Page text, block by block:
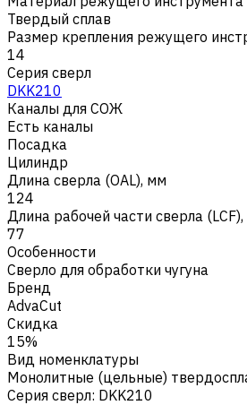
Твердый сплав
Размер крепления режущего
14
Серия сверл
DKK210
Каналы для СОЖ
Есть каналы
Посадка
Цилиндр
Длина сверла (OAL), мм
124
Длина рабочей части сверла
77
Особенности
Сверло для обработки чугуна
Бренд
AdvaCut
Скидка
15%
Вид номенклатуры
Монолитные (цельные)
Серия сверл: DKK210